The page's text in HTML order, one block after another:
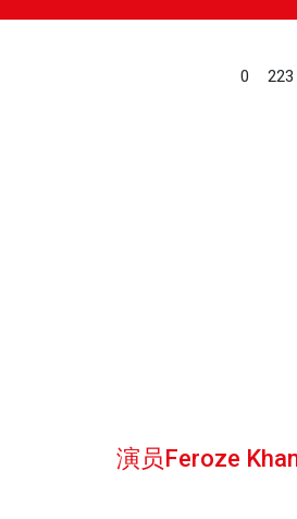
0 223
演员Feroze